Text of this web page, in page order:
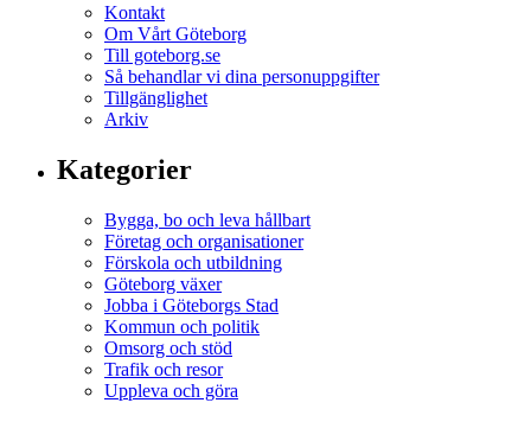
Kontakt
Om Vårt Göteborg
Till goteborg.se
Så behandlar vi dina personuppgifter
Tillgänglighet
Arkiv
Kategorier
Bygga, bo och leva hållbart
Företag och organisationer
Förskola och utbildning
Göteborg växer
Jobba i Göteborgs Stad
Kommun och politik
Omsorg och stöd
Trafik och resor
Uppleva och göra